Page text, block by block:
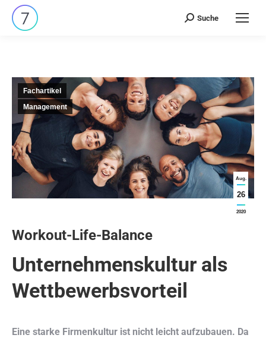
Search:
Suche
Aug.
26
2020
Fachartikel
Management
Workout-Life-Balance
Unternehmenskultur als
Wettbewerbsvorteil
Eine starke Firmenkultur ist nicht leicht aufzubauen. Da